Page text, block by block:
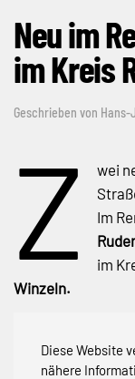
Diese Website
nähere
Neu im
im Kreis
Geschrieben von Hans-
Z
wei
Im
im
Winzeln.